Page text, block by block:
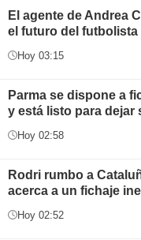
El agente de Andrea
el futuro del futbolista
Hoy 03:15
Parma se dispone a
y está listo para dejar
Hoy 02:58
Rodri rumbo a
acerca a un fichaje
Hoy 02:52